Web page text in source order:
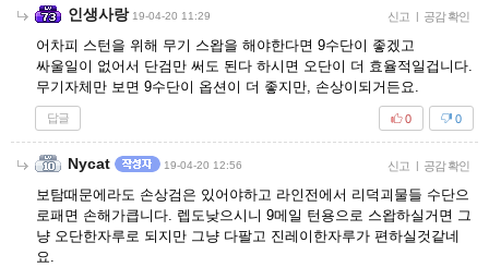
인생사랑 19-04-20 11:29 신고 | 공감 확인
어차피 스턴을 위해 무기 스왑을 해야한다면 9수단이 좋겠고
싸울일이 없어서 단검만 써도 된다 하시면 오단이 더 효율적일겁니다.
무기자체만 보면 9수단이 옵션이 더 좋지만, 손상이되거든요.
답글 0
0
Nycat 19-04-20 12:56 신고 | 공감 확인
보탐때문에라도 손상검은 있어야하고 라인전에서 리덕괴물들 수단으
로패면 손해가큽니다. 렙도낮으시니 9메일 턴용으로 스왑하실거면 그
냥 오단한자루로 되지만 그냥 다팔고 진레이한자루가 편하실것같네
요.